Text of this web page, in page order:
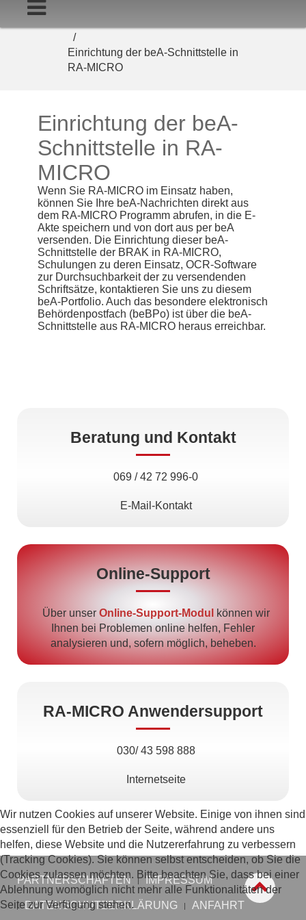
Einrichtung der beA-Schnittstelle in
RA-MICRO
Einrichtung der beA-
Schnittstelle in RA-
MICRO
Wenn Sie RA-MICRO im Einsatz haben,
können Sie Ihre beA-Nachrichten direkt aus
dem RA-MICRO Programm abrufen, in die E-
Akte speichern und von dort aus per beA
versenden. Die Einrichtung dieser beA-
Schnittstelle der BRAK in RA-MICRO,
Schulungen zu deren Einsatz, OCR-Software
zur Durchsuchbarkeit der zu versendenden
Schriftsätze, kontaktieren Sie uns zu diesem
beA-Portfolio. Auch das besondere elektronisch
Behördenpostfach (beBPo) ist über die beA-
Schnittstelle aus RA-MICRO heraus erreichbar.
Beratung und Kontakt
069 / 42 72 996-0
E-Mail-Kontakt
Online-Support
Über unser Online-Support-Modul
können wir
Ihnen bei Problemen online helfen, Fehler
analysieren und, sofern möglich, beheben.
RA-MICRO Anwendersupport
030/ 43 598 888
Internetseite
PARTNERSCHAFTEN IMPRESSUM
DATENSCHUTZERKLÄRUNG ANFAHRT
Wir nutzen Cookies auf unserer Website. Einige von ihnen sind
essenziell für den Betrieb der Seite, während andere uns
helfen, diese Website und die Nutzererfahrung zu verbessern
(Tracking Cookies). Sie können selbst entscheiden, ob Sie die
Cookies zulassen möchten. Bitte beachten Sie, dass bei einer
Ablehnung womöglich nicht mehr alle Funktionalitäten der
Seite zur Verfügung stehen.